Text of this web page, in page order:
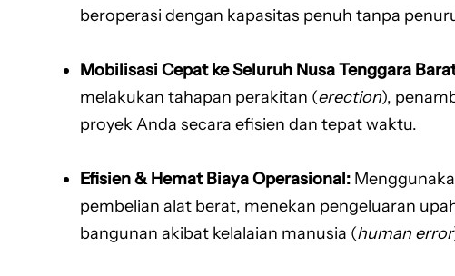
beroperasi dengan kapasitas penuh tanpa
Mobilisasi Cepat ke Seluruh Nusa Tenggara
melakukan tahapan perakitan (erection),
proyek Anda secara efisien dan tepat waktu.
Efisien & Hemat Biaya Operasional:
pembelian alat berat, menekan pengeluaran
bangunan akibat kelalaian manusia (human error